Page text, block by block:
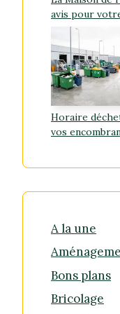
avis pour
Horaire
vos
A la une
Bons plans
Bricolage